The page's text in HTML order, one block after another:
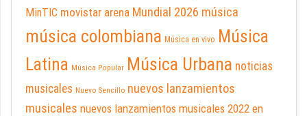
MinTIC movistar arena Mundial 2026 música
música colombiana Música en vivo Música
Latina Música Popular Música Urbana noticias
musicales Nuevo Sencillo nuevos lanzamientos
musicales nuevos lanzamientos musicales 2022 en